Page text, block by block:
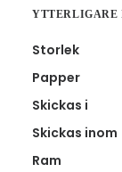
YTTERLIGARE
Storlek
Papper
Skickas i
Skickas inom
Ram